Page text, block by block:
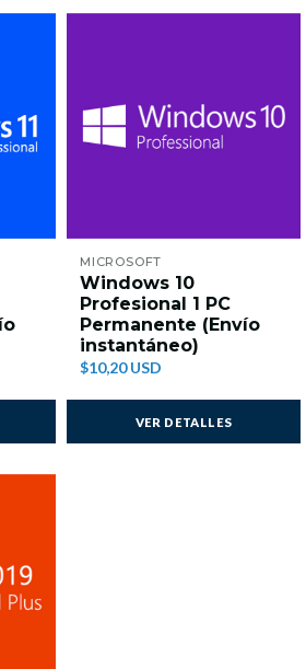
MICROSOFT
Windows 10
Profesional 1 PC
Permanente (Envío
instantáneo)
$10,20 USD
VER DETALLES